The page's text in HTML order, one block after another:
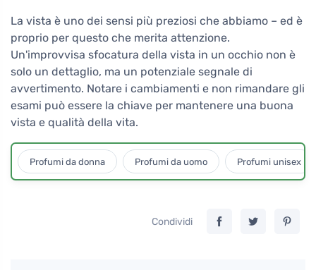
La vista è uno dei sensi più preziosi che abbiamo – ed è
proprio per questo che merita attenzione.
Un'improvvisa sfocatura della vista in un occhio non è
solo un dettaglio, ma un potenziale segnale di
avvertimento. Notare i cambiamenti e non rimandare gli
esami può essere la chiave per mantenere una buona
vista e qualità della vita.
Profumi da donna Profumi da uomo Profumi unisex
Condividi